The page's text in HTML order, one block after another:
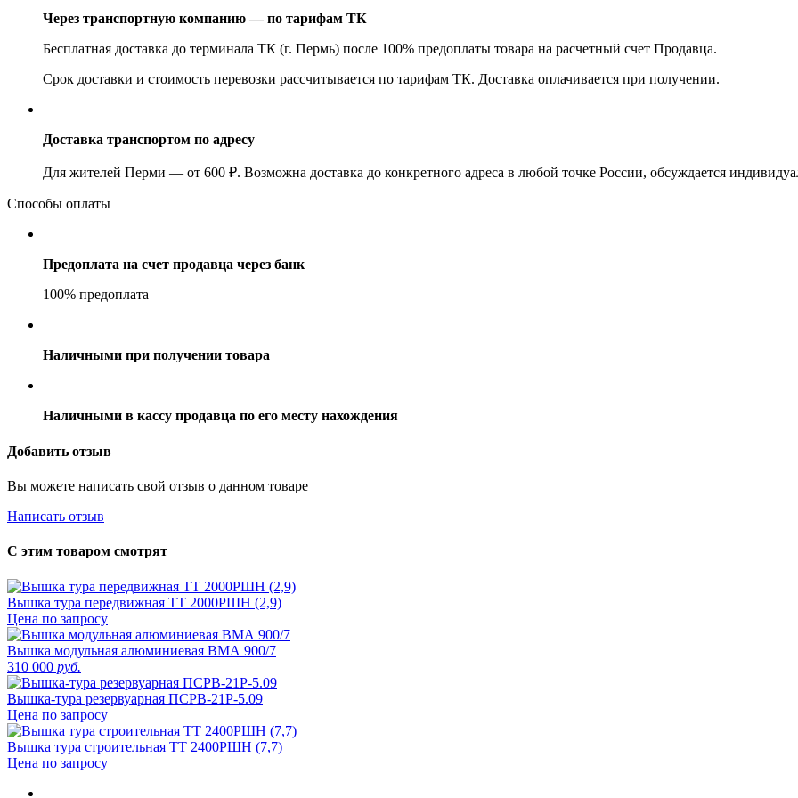
Через транспортную компанию — по тарифам ТК
Бесплатная доставка до терминала ТК (г. Пермь) после 100% предоплаты товара на расчетный счет Продавца.
Срок доставки и стоимость перевозки рассчитывается по тарифам ТК. Доставка оплачивается при получении.
Доставка транспортом по адресу
Для жителей Перми — от 600 ₽. Возможна доставка до конкретного адреса в любой точке России, обсуждается
Способы оплаты
Предоплата на счет продавца через банк
100% предоплата
Наличными при получении товара
Наличными в кассу продавца по его месту нахождения
Добавить отзыв
Вы можете написать свой отзыв о данном товаре
Написать отзыв
С этим товаром смотрят
Вышка тура передвижная ТТ 2000РШН (2,9)
Цена по запросу
Вышка модульная алюминиевая ВМА 900/7
310 000 руб.
Вышка-тура резервуарная ПСРВ-21Р-5.09
Цена по запросу
Вышка тура строительная ТТ 2400РШН (7,7)
Цена по запросу